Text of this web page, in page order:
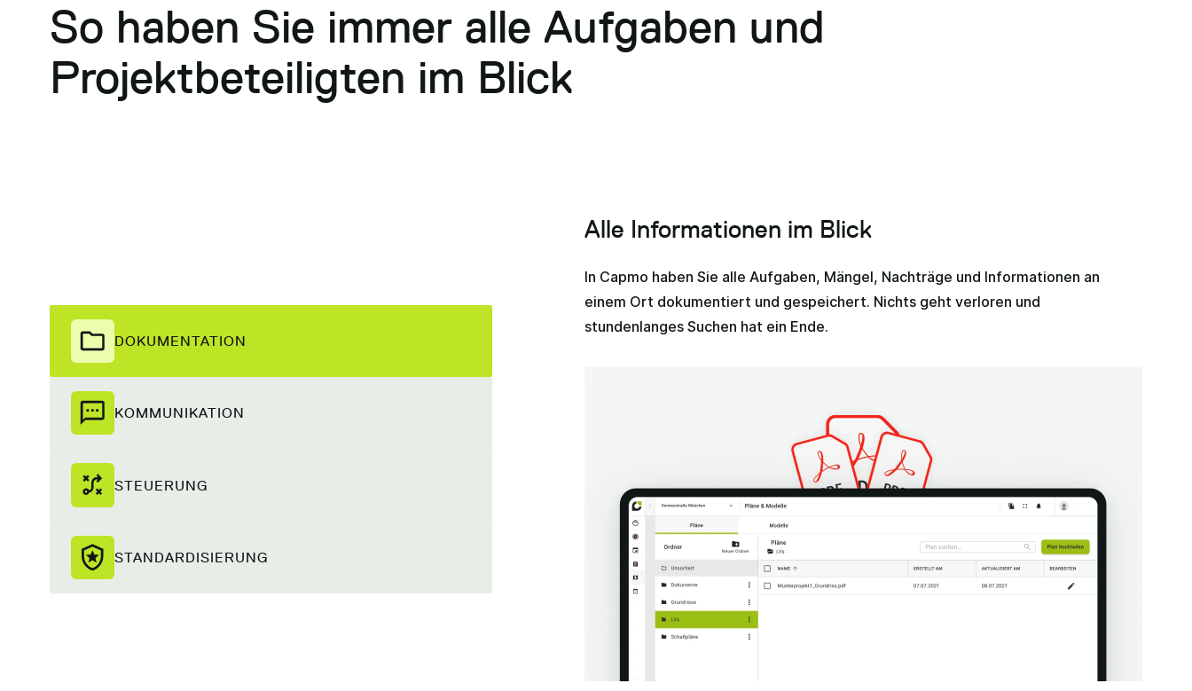
So haben Sie immer alle Aufgaben und
Projektbeteiligten im Blick
DOKUMENTATION
KOMMUNIKATION
STEUERUNG
STANDARDISIERUNG
Alle Informationen im Blick
In Capmo haben Sie alle Aufgaben, Mängel, Nachträge und Informationen an
einem Ort dokumentiert und gespeichert. Nichts geht verloren und
stundenlanges Suchen hat ein Ende.